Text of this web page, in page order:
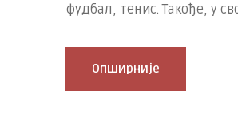
фудбал, тенис. Такође, у
Опширније